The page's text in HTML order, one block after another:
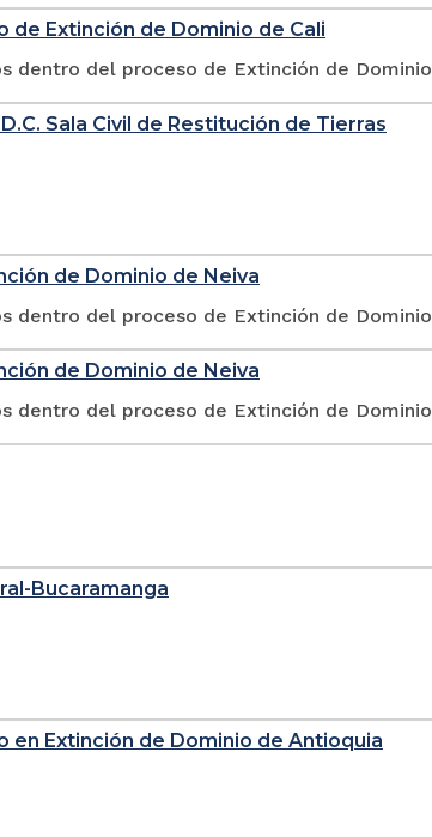
de Extinción de Dominio de Cali
dentro del proceso de Extinción de Dominio
Sala Civil de Restitución de Tierras
de Dominio de Neiva
dentro del proceso de Extinción de Dominio
de Dominio de Neiva
dentro del proceso de Extinción de Dominio
Bucaramanga
en Extinción de Dominio de Antioquia